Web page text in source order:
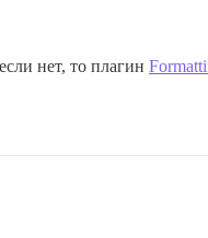
нет, то плагин